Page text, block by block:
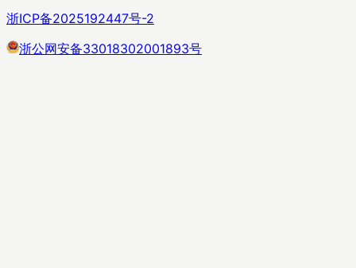
浙ICP备2025192447号-2
浙公网安备33018302001893号